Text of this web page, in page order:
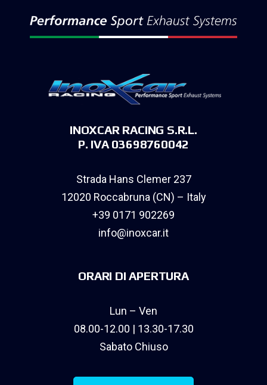
INOXCAR RACING S.R.L.
P. IVA 03698760042
Strada Hans Clemer 237
12020 Roccabruna (CN) – Italy
+39 0171 902269
info@inoxcar.it
ORARI DI APERTURA
Lun – Ven
08.00-12.00 | 13.30-17.30
Sabato Chiuso